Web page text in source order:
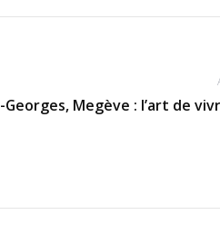
Megève : l’art de